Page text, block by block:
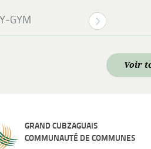
GYM
Voir
GRAND CUBZAGUAIS
COMMUNAUTÉ DE COMMUNES